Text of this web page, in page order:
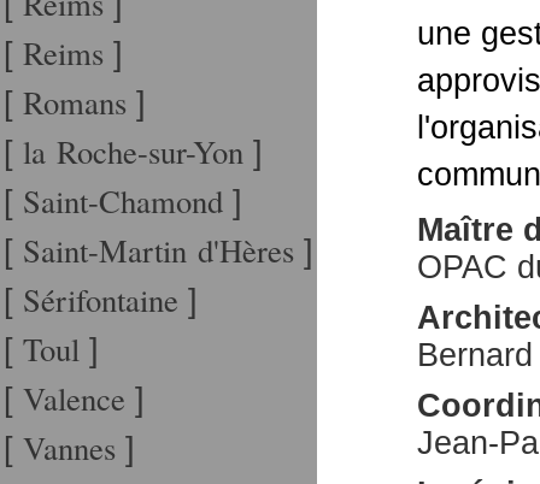
[ Reims ]
[ Romans ]
[ la Roche-sur-Yon ]
[ Saint-Chamond ]
[ Saint-Martin d'Hères ]
[ Sérifontaine ]
[ Toul ]
[ Valence ]
[ Vannes ]
une
Maître
OPAC
Jean-